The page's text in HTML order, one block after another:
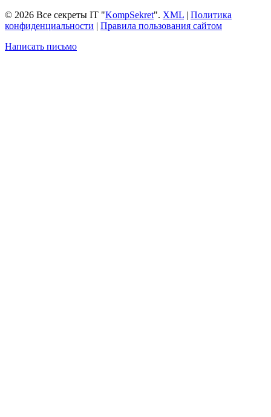
© 2026 Все секреты IT "KompSekret". XML | Политика
конфиденциальности | Правила пользования сайтом
Написать письмо